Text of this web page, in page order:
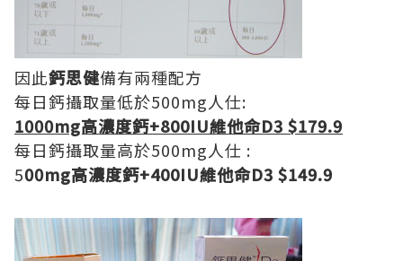
因此鈣思健備有兩種配方
每日鈣攝取量低於500mg人仕:
1000mg高濃度鈣+800IU維他命D3 $179.9
每日鈣攝取量高於500mg人仕 :
500mg高濃度鈣+400IU維他命D3 $149.9